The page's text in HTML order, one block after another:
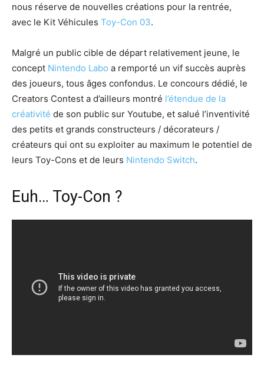
nous réserve de nouvelles créations pour la rentrée,
avec le Kit Véhicules Toy-Con 03.
Malgré un public cible de départ relativement jeune, le
concept Nintendo Labo a remporté un vif succès auprès
des joueurs, tous âges confondus. Le concours dédié, le
Creators Contest a d’ailleurs montré l’étendue de la
créativité de son public sur Youtube, et salué l’inventivité
des petits et grands constructeurs / décorateurs /
créateurs qui ont su exploiter au maximum le potentiel de
leurs Toy-Cons et de leurs Nintendo Switch.
Euh… Toy-Con ?